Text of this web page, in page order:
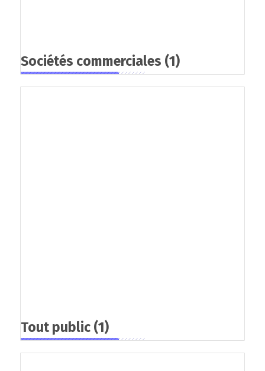
Sociétés commerciales (1)
Tout public (1)